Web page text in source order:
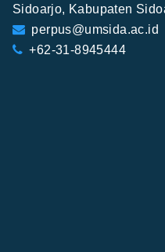
Sidoarjo, Kabupaten
perpus@umsida.ac.id
+62-31-8945444